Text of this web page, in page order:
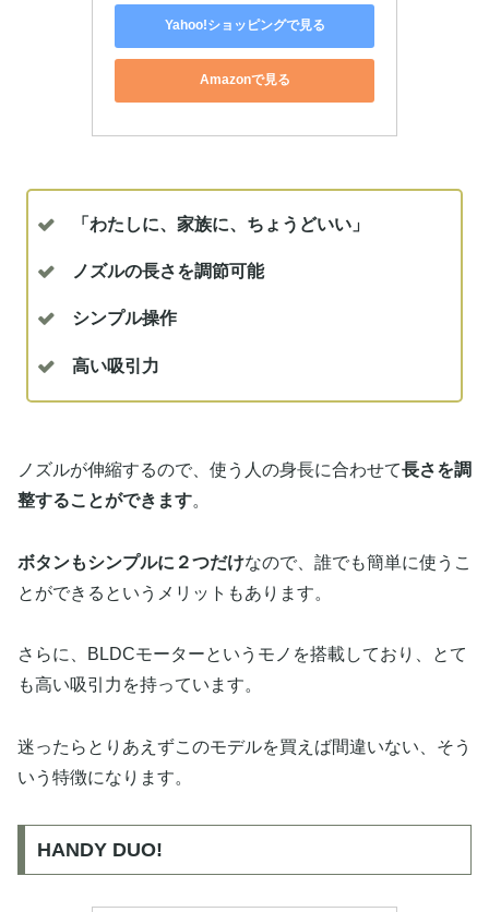
Yahoo!ショッピングで見る
Amazonで見る
「わたしに、家族に、ちょうどいい」
ノズルの長さを調節可能
シンプル操作
高い吸引力
ノズルが伸縮するので、使う人の身長に合わせて長さを調
整することができます。
ボタンもシンプルに２つだけなので、誰でも簡単に使うこ
とができるというメリットもあります。
さらに、BLDCモーターというモノを搭載しており、とて
も高い吸引力を持っています。
迷ったらとりあえずこのモデルを買えば間違いない、そう
いう特徴になります。
HANDY DUO!